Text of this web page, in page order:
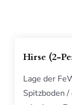
Hirse (2-
Lage der
Spitzboden